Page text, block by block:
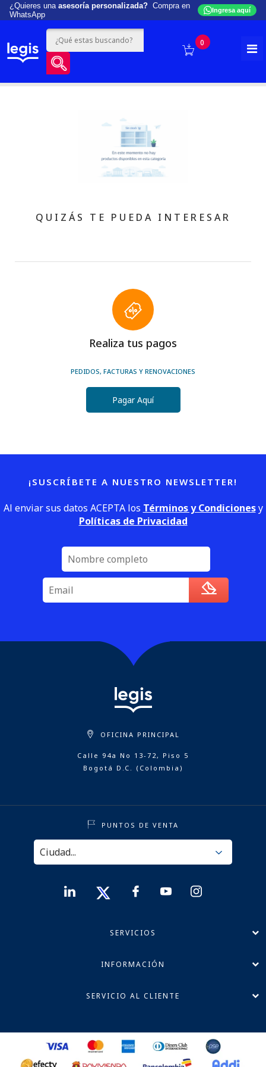
¿Quieres una asesoría personalizada? Compra en
WhatsApp
Ingresa aquí
0
QUIZÁS TE PUEDA INTERESAR
Realiza tus pagos
PEDIDOS, FACTURAS Y RENOVACIONES
Pagar Aquí
¡SUSCRÍBETE A NUESTRO NEWSLETTER!
Al enviar sus datos ACEPTA los Términos y Condicionesy
Políticas de Privacidad
OFICINA PRINCIPAL
Calle 94a No 13-72, Piso 5
Bogotá D.C. (Colombia)
PUNTOS DE VENTA
SERVICIOS
INFORMACIÓN
SERVICIO AL CLIENTE